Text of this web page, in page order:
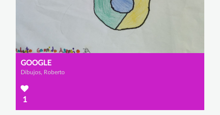
GOOGLE
Dibujos, Roberto
1